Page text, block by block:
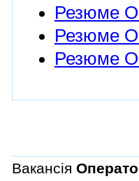
Резюме
Резюме
Резюме
Вакансія